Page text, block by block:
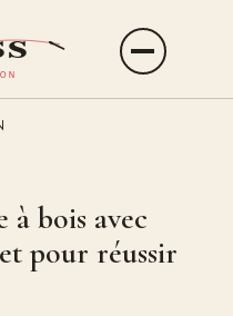
Ouvrir
le
à bois avec
pour réussir